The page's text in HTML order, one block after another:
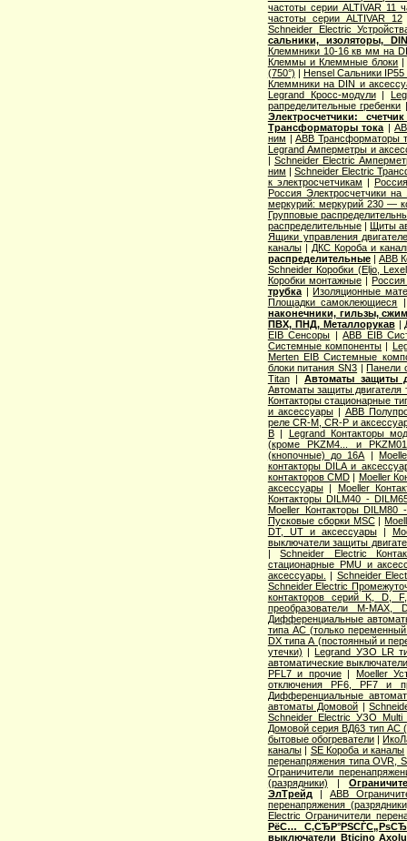
частоты серии ALTIVAR 11
частоты серии ALTIVAR 12
Schneider Electric
сальники, изоляторы,
Клеммники 10-16 кв мм на
Клеммы и Клеммные блоки
(750°) | Hensel Сальники IP55
Клеммники на DIN и
Legrand Кросс-модули|
рапределительные гребенки
Электросчетчики:
Трансформаторы тока |
ним |ABB Трансформаторы
Legrand Амперметры и
| Schneider Electric
ним |Schneider Electric
к электросчетчикам |
Россия Электросчетчики
меркурий: меркурий 230 —
Групповые
распределительные|Щиты
Ящики управления
каналы| ДКС Короба и
распределительные|ABB
Schneider Коробки (Eljo,
Коробки монтажные|
трубка|Изоляционные
Площадки самоклеющиеся
наконечники, гильзы,
ПВХ, ПНД, Металлорукав|
EIB Сенсоры |ABB EIB
Системные компоненты |
Merten EIB Системные
блоки питания SN3 |Панели
Titan| Автоматы защиты
Автоматы защиты двигателя
Контакторы стационарные
и аксессуары| ABB
реле CR-M, CR-P и
B| Legrand Контакторы
(кроме PKZM4... и
(кнопочные) до 16А |
контакторы DILA и
контакторов CMD | Moeller
аксессуары| Moeller
Контакторы DILM40 -
Moeller Контакторы DILM80
Пусковые сборки MSC|
DT, UT и аксессуары|
выключатели защиты
|Schneider Electric
стационарные PMU и
аксессуары.
| Schneider
Schneider Electric
контакторов серий K, D,
преобразователи M-MAX,
Дифференциальные
типа АС (только переменный
DX типа А (постоянный и
утечки) |Legrand УЗО LR
автоматические
PFL7 и прочие| Moeller
отключения PF6, PF7 и
Дифференциальные
автоматы Домовой |
Schneider Electric УЗО Multi
Домовой серия ВД63 тип АС
бытовые обогреватели|
каналы| SE Короба и каналы
перенапряжения типа OVR,
Ограничители
(разрядники) |
ЭлТрейд |ABB
перенапряжения
Electric Ограничители
РёС…
выключатели Bticino